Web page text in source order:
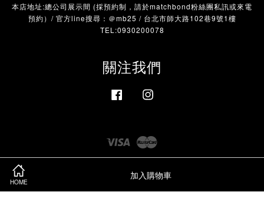
HOME
加入購物車
本店地址:總公司展示間 (採預約制，請於matchbond粉絲團私訊或來電
預約）/ 官方line搜尋：＠mb25 / 台北市師大路102巷9號1樓
TEL:0930200078
關注我們
Facebook
Visa